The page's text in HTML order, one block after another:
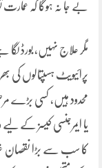
بے جا نہ ہوگا کہ عمارت
مگر علاج نہیں، بورڈ
پرائیویٹ ہسپتالوں کی
محدود ہیں، کسی بڑے
یا ایمرجنسی کیسز کے
کا سب سے بڑا نقصان